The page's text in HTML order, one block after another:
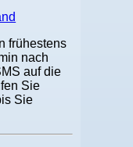
frühestens
nach
auf die
Sie
Sie